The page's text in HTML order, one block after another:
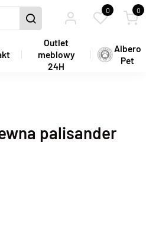
0 0
Outlet
meblowy
24H
Albero
Pet
palisander